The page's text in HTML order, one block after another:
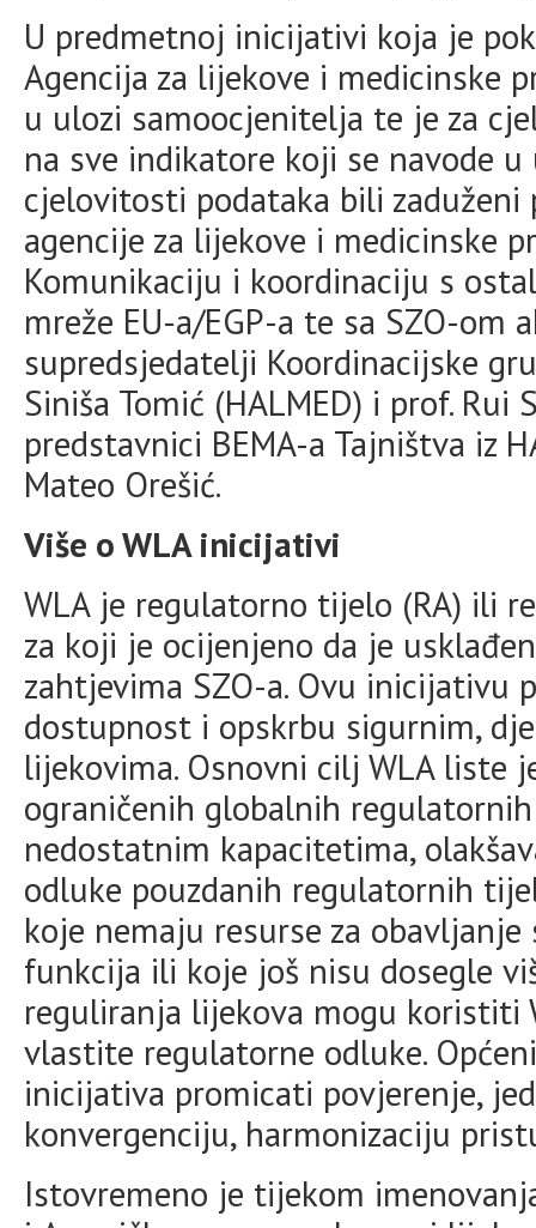
U predmetnoj inicijativi koja je
Agencija za lijekove i medicinske
u ulozi samoocjenitelja te je za
na sve indikatore koji se navode
cjelovitosti podataka bili
agencije za lijekove i medicinske
Komunikaciju i koordinaciju s
mreže EU-a/EGP-a te sa SZO-om
supredsjedatelji Koordinacijske
Siniša Tomić (HALMED) i prof. Rui
predstavnici BEMA-a Tajništva iz
Mateo Orešić.
Više o WLA inicijativi
WLA je regulatorno tijelo (RA) ili
za koji je ocijenjeno da je
zahtjevima SZO-a. Ovu inicijativu
dostupnost i opskrbu sigurnim,
lijekovima. Osnovni cilj WLA
ograničenih globalnih
nedostatnim kapacitetima,
odluke pouzdanih regulatornih
koje nemaju resurse za
funkcija ili koje još nisu dosegle
reguliranja lijekova mogu koristiti
vlastite regulatorne odluke.
inicijativa promicati povjerenje,
konvergenciju, harmonizaciju
Istovremeno je tijekom